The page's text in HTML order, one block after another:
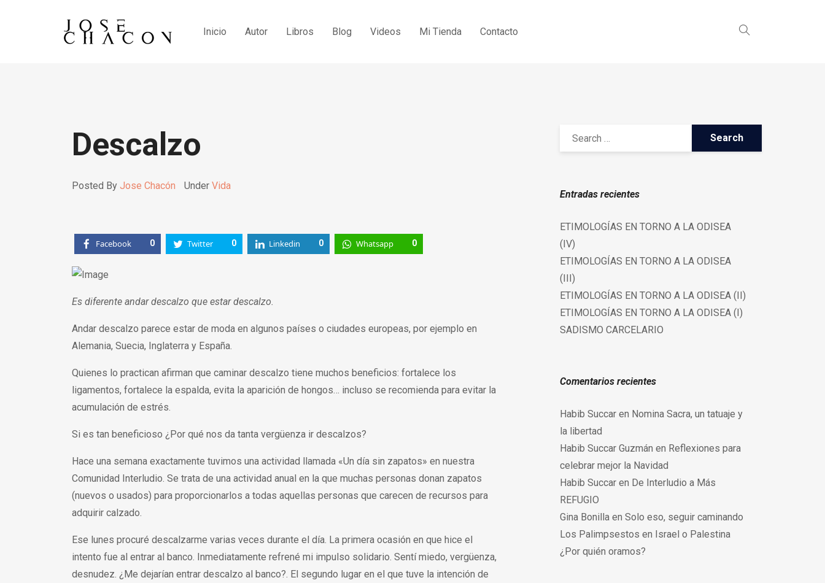
Inicio Autor Libros Blog Videos Mi Tienda Contacto
Descalzo
Posted By Jose Chacón Under Vida
Facebook 0 Twitter 0 Linkedin 0 Whatsapp 0
Es diferente andar descalzo que estar descalzo.
Andar descalzo parece estar de moda en algunos países o ciudades europeas, por ejemplo en
Alemania, Suecia, Inglaterra y España.
Quienes lo practican afirman que caminar descalzo tiene muchos beneficios: fortalece los
ligamentos, fortalece la espalda, evita la aparición de hongos… incluso se recomienda para evitar la
acumulación de estrés.
Si es tan beneficioso ¿Por qué nos da tanta vergüenza ir descalzos?
Hace una semana exactamente tuvimos una actividad llamada «Un día sin zapatos» en nuestra
Comunidad Interludio. Se trata de una actividad anual en la que muchas personas donan zapatos
(nuevos o usados) para proporcionarlos a todas aquellas personas que carecen de recursos para
adquirir calzado.
Ese lunes procuré descalzarme varias veces durante el día. La primera ocasión en que hice el
intento fue al entrar al banco. Inmediatamente refrené mi impulso solidario. Sentí miedo, vergüenza,
desnudez. ¿Me dejarían entrar descalzo al banco?. El segundo lugar en el que tuve la intención de
Entradas recientes
ETIMOLOGÍAS EN TORNO A LA ODISEA
(IV)
ETIMOLOGÍAS EN TORNO A LA ODISEA
(III)
ETIMOLOGÍAS EN TORNO A LA ODISEA (II)
ETIMOLOGÍAS EN TORNO A LA ODISEA (I)
SADISMO CARCELARIO
Comentarios recientes
Habib Succar en Nomina Sacra, un tatuaje y
la libertad
Habib Succar Guzmán en Reflexiones para
celebrar mejor la Navidad
Habib Succar en De Interludio a Más
REFUGIO
Gina Bonilla en Solo eso, seguir caminando
Los Palimpsestos en Israel o Palestina
¿Por quién oramos?